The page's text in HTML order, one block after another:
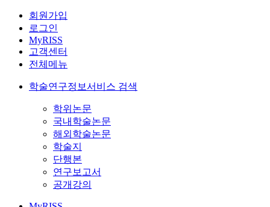
회원가입
로그인
MyRISS
고객센터
전체메뉴
학술연구정보서비스 검색
학위논문
국내학술논문
해외학술논문
학술지
단행본
연구보고서
공개강의